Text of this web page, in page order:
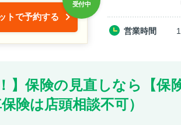
トで予約する
営業時間
】保険の見直しなら【
険は店頭相談不可）